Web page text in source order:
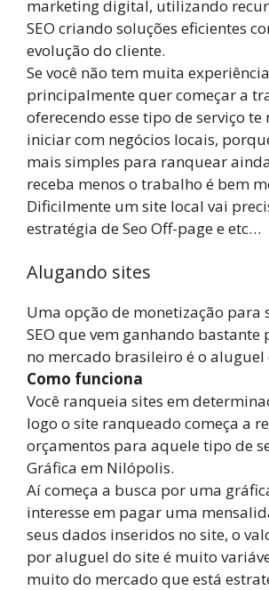
marketing digital, utilizando
SEO criando soluções eficientes
evolução do cliente.
Se você não tem muita
principalmente quer começar a
oferecendo esse tipo de serviço te
iniciar com negócios locais,
mais simples para ranquear
receba menos o trabalho é bem
Dificilmente um site local vai
estratégia de Seo Off-page e etc…
Alugando sites
Uma opção de monetização para
SEO que vem ganhando
no mercado brasileiro é o aluguel
Como funciona
Você ranqueia sites em
logo o site ranqueado começa a
orçamentos para aquele tipo de
Gráfica em Nilópolis.
Aí começa a busca por uma
interesse em pagar uma
seus dados inseridos no site, o
por aluguel do site é muito
muito do mercado que está